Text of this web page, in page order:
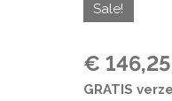
Sale!
€ 146,25
GRATIS